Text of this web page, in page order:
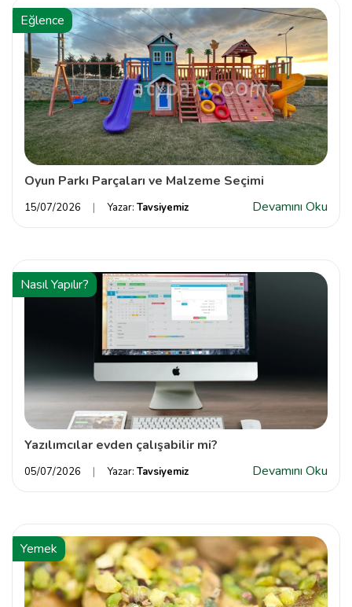
Eğlence
Oyun Parkı Parçaları ve Malzeme Seçimi
15/07/2026 Yazar: Tavsiyemiz Devamını Oku
Nasıl Yapılır?
Yazılımcılar evden çalışabilir mi?
05/07/2026 Yazar: Tavsiyemiz Devamını Oku
Yemek